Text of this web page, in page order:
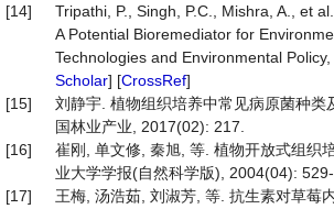
[14]
Tripathi, P., Singh, P.C., Mishra, A., et
A Potential Bioremediator for
Technologies and Environmental
Scholar] [CrossRef]
[15]
刘静宇. 植物组织培养中常见病原菌种类
国林业产业, 2017(02): 217.
[16]
崔刚, 单文修, 秦旭, 等. 植物开放式组织
业大学学报(自然科学版), 2004(04): 529-
[17]
王梅, 汤浩茹, 刘淑芳, 等. 抗生素对草莓